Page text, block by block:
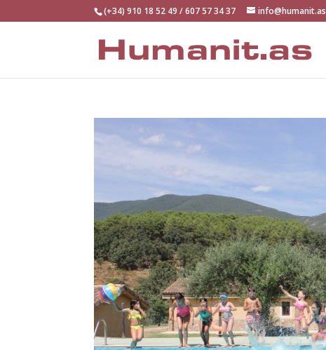
(+34) 910 18 52 49 / 607 57 34 37 info@humanit.as